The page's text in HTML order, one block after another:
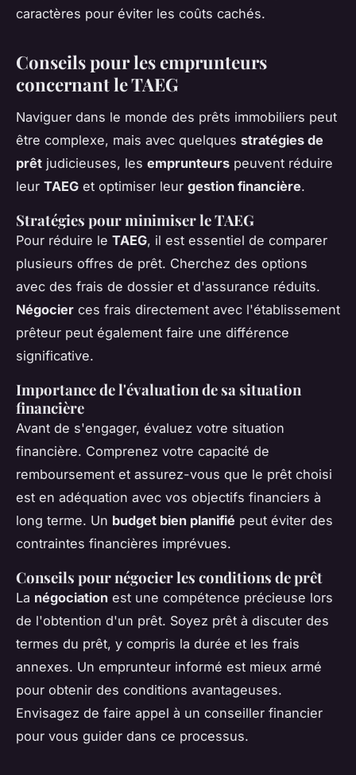
caractères pour éviter les coûts cachés.
Conseils pour les emprunteurs
concernant le TAEG
Naviguer dans le monde des prêts immobiliers peut
être complexe, mais avec quelques stratégies de
prêt judicieuses, les emprunteurs peuvent réduire
leur TAEG et optimiser leur gestion financière.
Stratégies pour minimiser le TAEG
Pour réduire le TAEG, il est essentiel de comparer
plusieurs offres de prêt. Cherchez des options
avec des frais de dossier et d'assurance réduits.
Négocier ces frais directement avec l'établissement
prêteur peut également faire une différence
significative.
Importance de l'évaluation de sa situation
financière
Avant de s'engager, évaluez votre situation
financière. Comprenez votre capacité de
remboursement et assurez-vous que le prêt choisi
est en adéquation avec vos objectifs financiers à
long terme. Un budget bien planifié peut éviter des
contraintes financières imprévues.
Conseils pour négocier les conditions de prêt
La négociation est une compétence précieuse lors
de l'obtention d'un prêt. Soyez prêt à discuter des
termes du prêt, y compris la durée et les frais
annexes. Un emprunteur informé est mieux armé
pour obtenir des conditions avantageuses.
Envisagez de faire appel à un conseiller financier
pour vous guider dans ce processus.